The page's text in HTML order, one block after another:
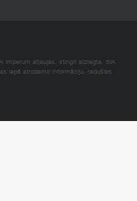
Imperum atļaujas, stingri aizliegta. SIA
lapā atrodamo informāciju, radušies